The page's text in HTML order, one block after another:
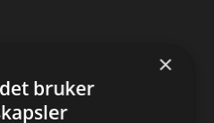
en bobiltur gjennom
manns siste ønske.
×
bruker